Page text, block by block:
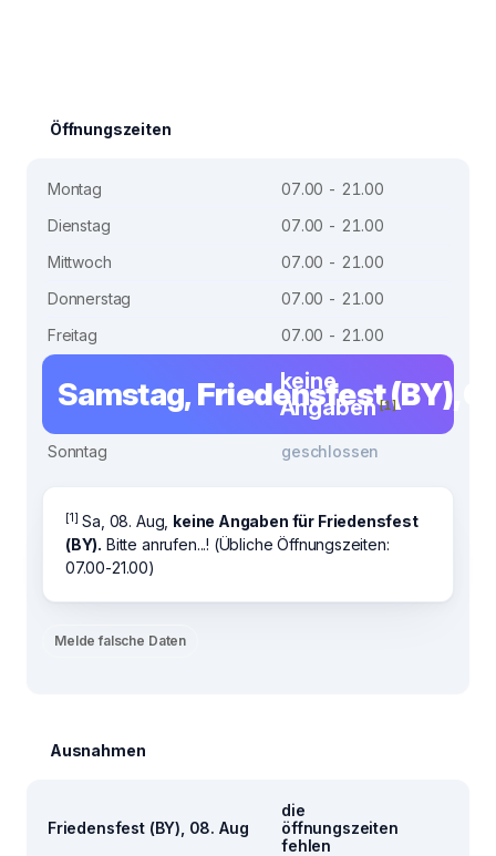
Öffnungszeiten
Montag
07.00 - 21.00
Dienstag
07.00 - 21.00
Mittwoch
07.00 - 21.00
Donnerstag
07.00 - 21.00
Freitag
07.00 - 21.00
Samstag,Friedensfest (BY),
keine
Angaben [1]
Sonntag geschlossen
[1] Sa, 08. Aug, keine Angaben für Friedensfest
(BY). Bitte anrufen...! (Übliche Öffnungszeiten:
07.00-21.00)
Melde falsche Daten
Ausnahmen
Friedensfest (BY), 08. Aug
die
öffnungszeiten
fehlen